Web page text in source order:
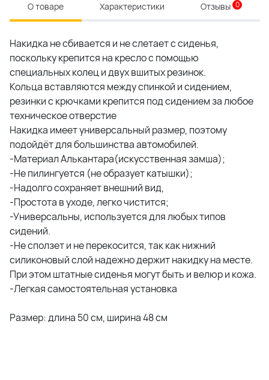
О товаре Характеристики Отзывы 0
Накидка не сбивается и не слетает с сиденья,
поскольку крепится на кресло с помощью
специальных колец и двух вшитых резинок.
Кольца вставляются между спинкой и сидением,
резинки с крючками крепится под сидением за любое
техническое отверстие
Накидка имеет универсальный размер, поэтому
подойдёт для большинства автомобилей.
-Материал Алькантара(искусственная замша);
-Не пилингуется (не образует катышки);
-Надолго сохраняет внешний вид,
-Простота в уходе, легко чистится;
-Универсальны, используется для любых типов
сидений.
-Не сползет и не перекосится, так как нижний
силиконовый слой надежно держит накидку на месте.
При этом штатные сиденья могут быть и велюр и кожа.
-Легкая самостоятельная установка
Размер: длина 50 см, ширина 48 см